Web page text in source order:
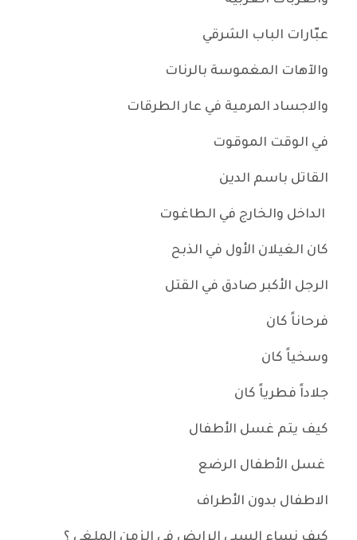
عبّارات الباب الشرقي
والآهات المغموسة بالرنات
والاجساد المرمية في عار الطرقات
في الوقت الموقوت
القاتل باسم الدين
الداخل والخارج في الطاغوت
كان الغيلان الأول في الذبح
الرجل الأكبر صادق في القتل
فرحاناً كان
وسخياً كان
جلاداً فطرياً كان
كيف يتم غسل الأطفال
غسل الأطفال الرضع
الاطفال بدون الأطراف